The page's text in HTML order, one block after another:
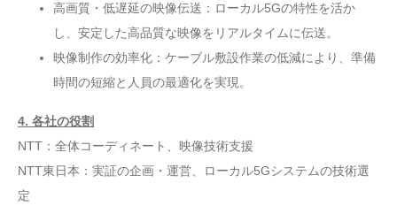
高画質・低遅延の映像伝送：ローカル5Gの特性を活か
し、安定した高品質な映像をリアルタイムに伝送。
映像制作の効率化：ケーブル敷設作業の低減により、準備
時間の短縮と人員の最適化を実現。
4. 各社の役割
NTT：全体コーディネート、映像技術支援
NTT東日本：実証の企画・運営、ローカル5Gシステムの技術選
定